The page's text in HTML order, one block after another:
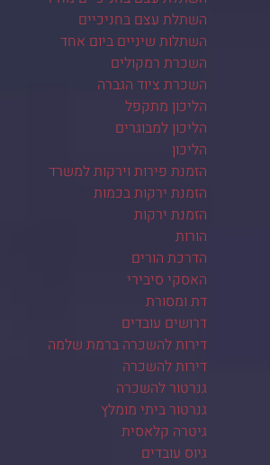
השתלת עצם בחניכיים
השתלות שיניים ביום אחד
השכרת רמקולים
השכרת ציוד הגברה
הליכון מתקפל
הליכון למבוגרים
הליכון
הזמנת פירות וירקות למשרד
הזמנת ירקות בכמות
הזמנת ירקות
הורות
הדרכת הורים
האסקי סיבירי
דת ומסורת
דרושים עובדים
דירות להשכרה ברמת שלמה
דירות להשכרה
גנרטור להשכרה
גנרטור ביתי מומלץ
גיטרה קלאסית
גיוס עובדים